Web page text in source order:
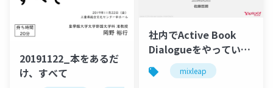
20191122_本をあるだ
け、すべて
社内でActive Book
Dialogueをやっている
話 #mixleap
mixleap